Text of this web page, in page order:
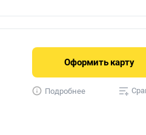
Оформить карту
Подробнее